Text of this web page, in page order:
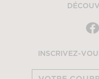
INSCRIVEZ-